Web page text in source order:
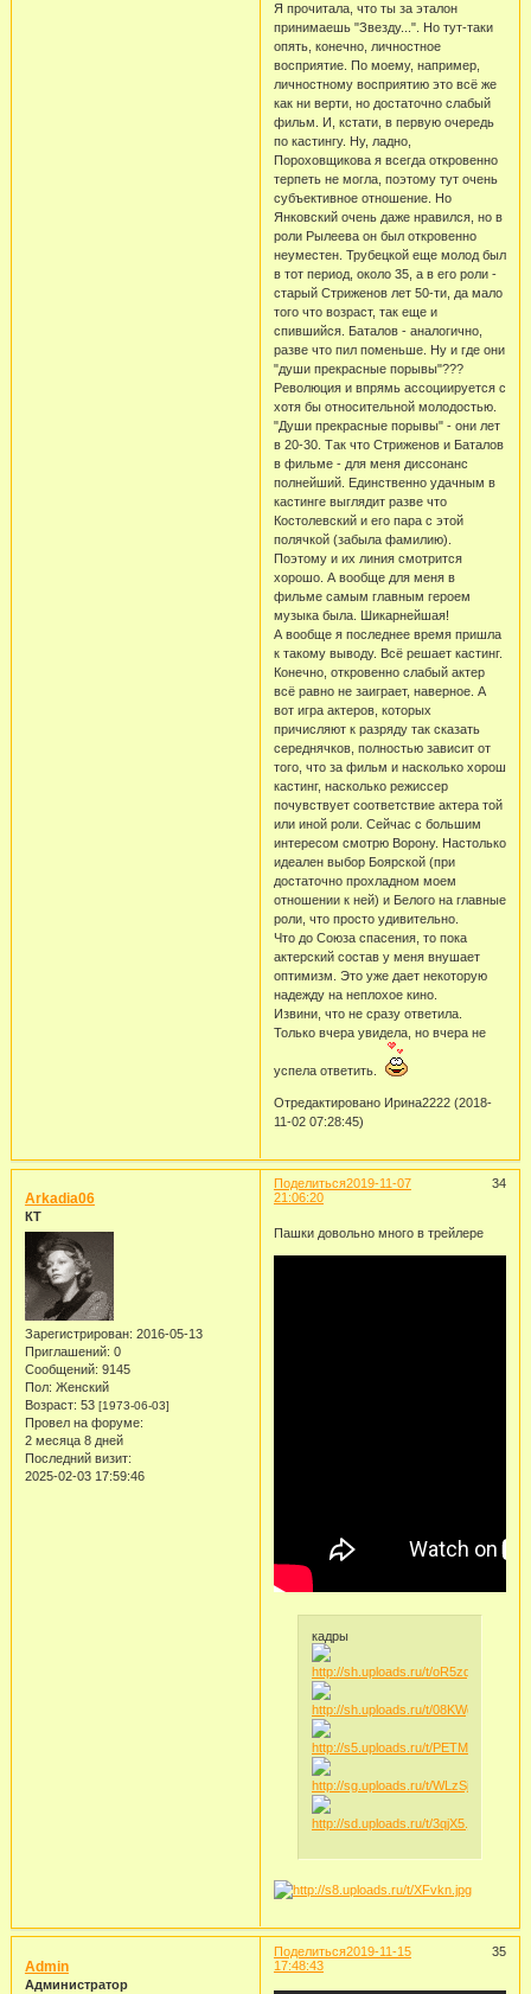
Я прочитала, что ты за эталон
принимаешь "Звезду...". Но тут-таки
опять, конечно, личностное
восприятие. По моему, например,
личностному восприятию это всё же
как ни верти, но достаточно слабый
фильм. И, кстати, в первую очередь
по кастингу. Ну, ладно,
Пороховщикова я всегда откровенно
терпеть не могла, поэтому тут очень
субъективное отношение. Но
Янковский очень даже нравился, но в
роли Рылеева он был откровенно
неуместен. Трубецкой еще молод был
в тот период, около 35, а в его роли -
старый Стриженов лет 50-ти, да мало
того что возраст, так еще и
спившийся. Баталов - аналогично,
разве что пил поменьше. Ну и где они
"души прекрасные порывы"???
Революция и впрямь ассоциируется с
хотя бы относительной молодостью.
"Души прекрасные порывы" - они лет
в 20-30. Так что Стриженов и Баталов
в фильме - для меня диссонанс
полнейший. Единственно удачным в
кастинге выглядит разве что
Костолевский и его пара с этой
полячкой (забыла фамилию).
Поэтому и их линия смотрится
хорошо. А вообще для меня в
фильме самым главным героем
музыка была. Шикарнейшая!
А вообще я последнее время пришла
к такому выводу. Всё решает кастинг.
Конечно, откровенно слабый актер
всё равно не заиграет, наверное. А
вот игра актеров, которых
причисляют к разряду так сказать
середнячков, полностью зависит от
того, что за фильм и насколько хорош
кастинг, насколько режиссер
почувствует соответствие актера той
или иной роли. Сейчас с большим
интересом смотрю Ворону. Настолько
идеален выбор Боярской (при
достаточно прохладном моем
отношении к ней) и Белого на главные
роли, что просто удивительно.
Что до Союза спасения, то пока
актерский состав у меня внушает
оптимизм. Это уже дает некоторую
надежду на неплохое кино.
Извини, что не сразу ответила.
Только вчера увидела, но вчера не
успела ответить.
Отредактировано Ирина2222 (2018-
11-02 07:28:45)
Поделиться 34
2019-11-07
21:06:20
Arkadia06
КТ
Зарегистрирован: 2016-05-13
Приглашений: 0
Сообщений: 9145
Пол: Женский
Возраст: 53 [1973-06-03]
Провел на форуме:
2 месяца 8 дней
Последний визит:
2025-02-03 17:59:46
Пашки довольно много в трейлере
кадры
Поделиться 35
2019-11-15
17:48:43
Admin
Администратор